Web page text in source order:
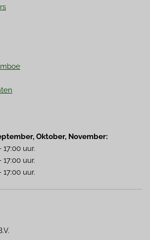
Oktober, November:
uur.
uur.
uur.